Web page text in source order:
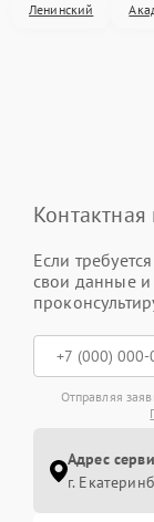
Ленинский
Если
свои данные и
Отправляя
Адрес
г.